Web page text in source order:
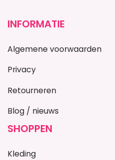
INFORMATIE
Algemene voorwaarden
Privacy
Retourneren
Blog / nieuws
SHOPPEN
Kleding